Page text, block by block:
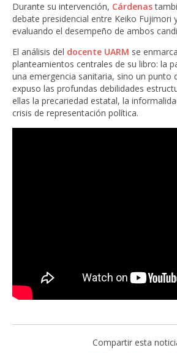
Durante su intervención, Cárdenas
debate presidencial entre Keiko Fujimori
evaluando el desempeño de ambos
El análisis del docente UARM se
planteamientos centrales de su libro: la
una emergencia sanitaria, sino un punto
expuso las profundas debilidades
ellas la precariedad estatal, la
crisis de representación política.
Compartir esta